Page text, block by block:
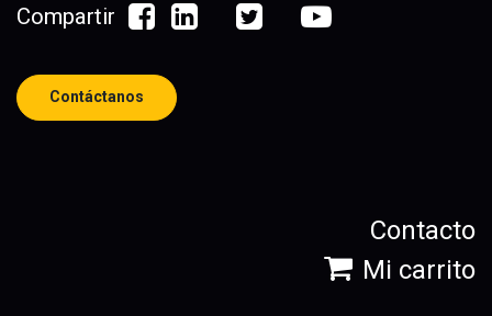
Compartir
Contáctanos
Contacto
Mi carrito